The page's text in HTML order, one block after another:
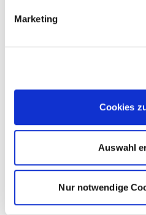
Marketing
Cookies
Auswahl
Nur notwendige